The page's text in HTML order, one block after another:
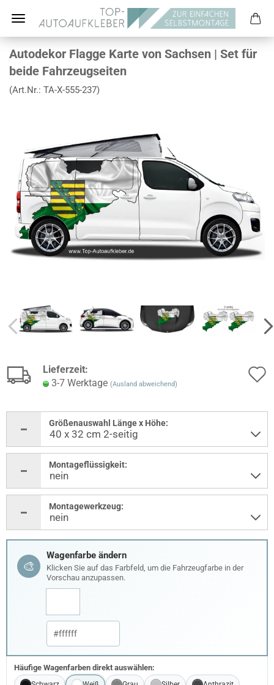
Autodekor Flagge Karte von Sachsen | Set für
beide Fahrzeugseiten
(Art.Nr.: TA-X-555-237)
Lieferzeit:
3-7 Werktage (Ausland abweichend)
Größenauswahl Länge x Höhe:
Montageflüssigkeit:
Montagewerkzeug:
🎨
Wagenfarbe ändern
Klicken Sie auf das Farbfeld, um die Fahrzeugfarbe in der
Vorschau anzupassen.
Häufige Wagenfarben direkt auswählen: